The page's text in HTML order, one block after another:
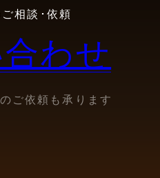
相談･依頼
わせ
ご依頼も承ります